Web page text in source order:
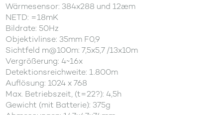
Wärmesensor: 384x288 und 12æm
NETD: =18mK
Bildrate: 50Hz
Objektivlinse: 35mm F0,9
Sichtfeld m@100m: 7,5x5,7 /13x10m
Vergrößerung: 4~16x
Detektionsreichweite: 1.800m
Auflösung: 1024 x 768
Max. Betriebszeit, (t=22?): 4,5h
Gewicht (mit Batterie): 375g